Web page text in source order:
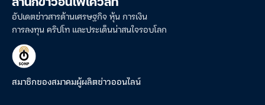
สำนักข่าวอินโฟเควสท์
อัปเดตข่าวสารด้านเศรษฐกิจ หุ้น การเงิน
การลงทุน คริปโท และประเด็นน่าสนใจรอบโลก
สมาชิกของสมาคมผู้ผลิตข่าวออนไลน์